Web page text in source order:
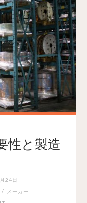
性と製造
24日
/
メーカー